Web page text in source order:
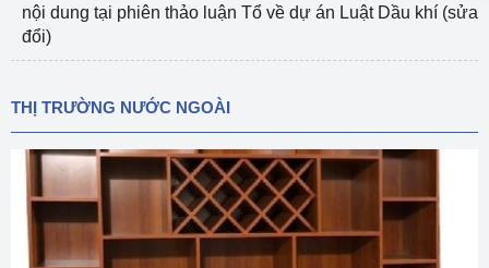
nội dung tại phiên thảo luận Tổ về dự án Luật Dầu khí (sửa
đổi)
THỊ TRƯỜNG NƯỚC NGOÀI